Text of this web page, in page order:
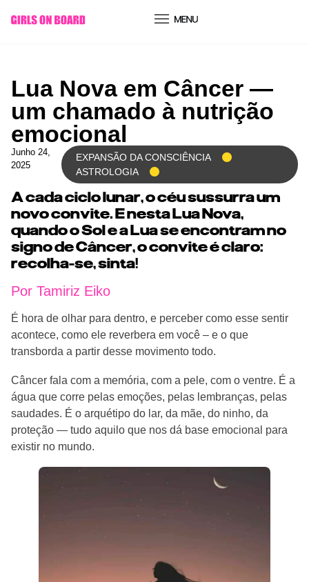
conteúdo
Lua Nova em Câncer —
um chamado à nutrição
emocional
Junho 24,
2025
EXPANSÃO DA CONSCIÊNCIA
ASTROLOGIA
A cada ciclo lunar, o céu sussurra um
novo convite. E nesta Lua Nova,
quando o Sol e a Lua se encontram no
signo de Câncer, o convite é claro:
recolha-se, sinta!
Por Tamiriz Eiko
É hora de olhar para dentro, e perceber como esse sentir
acontece, como ele reverbera em você – e o que
transborda a partir desse movimento todo.
Câncer fala com a memória, com a pele, com o ventre. É a
água que corre pelas emoções, pelas lembranças, pelas
saudades. É o arquétipo do lar, da mãe, do ninho, da
proteção — tudo aquilo que nos dá base emocional para
existir no mundo.